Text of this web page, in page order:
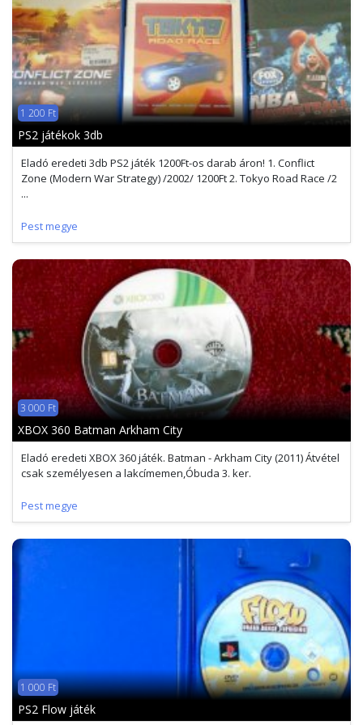
1 200 Ft
PS2 játékok 3db
Eladó eredeti 3db PS2 játék 1200Ft-os darab áron! 1. Conflict
Zone (Modern War Strategy) /2002/ 1200Ft 2. Tokyo Road Race /2
...
Pest megye
3 000 Ft
XBOX 360 Batman Arkham City
Eladó eredeti XBOX 360 játék. Batman - Arkham City (2011) Átvétel
csak személyesen a lakcímemen,Óbuda 3. ker.
Pest megye
1 000 Ft
PS2 Flow játék